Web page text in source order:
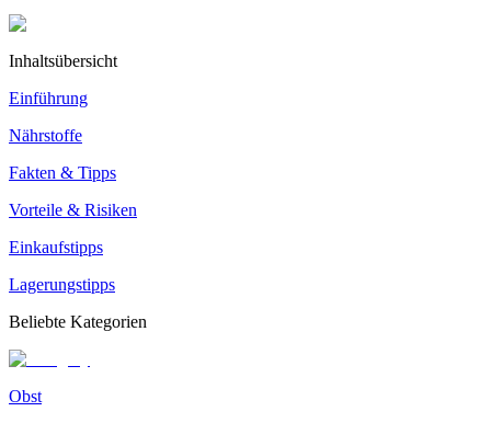
Inhaltsübersicht
Einführung
Nährstoffe
Fakten & Tipps
Vorteile & Risiken
Einkaufstipps
Lagerungstipps
Beliebte Kategorien
Obst